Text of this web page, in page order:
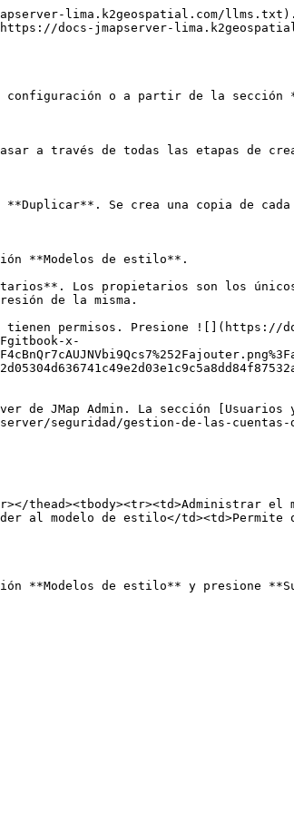
lima.k2geospatial.com/llms.txt).
docs-jmapserver-
o a partir de la sección
a través de todas las etapas de
Se crea una copia de
**Modelos de estilo**.
Los propietarios son los
de la misma.
permisos. Presione ![](https://
x-
de JMap Admin. La sección
seguridad/gestion-de-las-
thead><tbody><tr><td>Administrar
al modelo de estilo</td><td>Permite